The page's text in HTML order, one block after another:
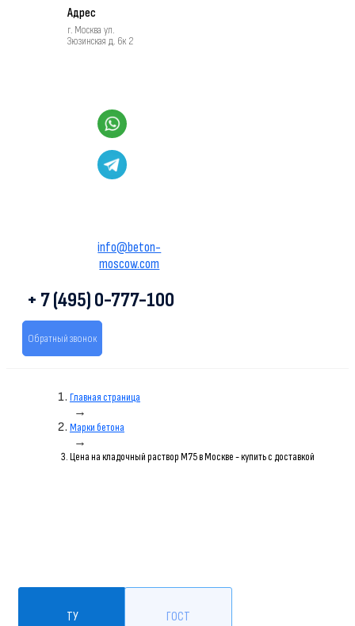
Адрес
г. Москва ул.
Зюзинская д. 6к 2
info@beton-
moscow.com
+ 7 (495) 0-777-100
Обратный звонок
Главная страница
→
Марки бетона
→
Цена на кладочный раствор M75 в Москве - купить с доставкой
ТУ ГОСТ